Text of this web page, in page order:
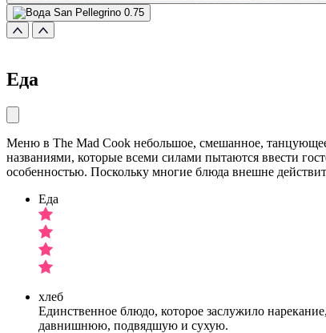
Еда
Меню в The Mad Cook небольшое, смешанное,
названиями, которые всеми силами пытаются ввести
особенностью. Поскольку многие блюда внешне
Еда
хлеб
Единственное блюдо, которое заслужило
давнишнюю, подвядшую и сухую.